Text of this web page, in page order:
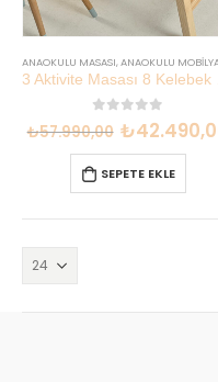
ANAOKULU MASASI,ANAOKULU
out of 5
₺57.990,00 ₺
SEPETE EKLE